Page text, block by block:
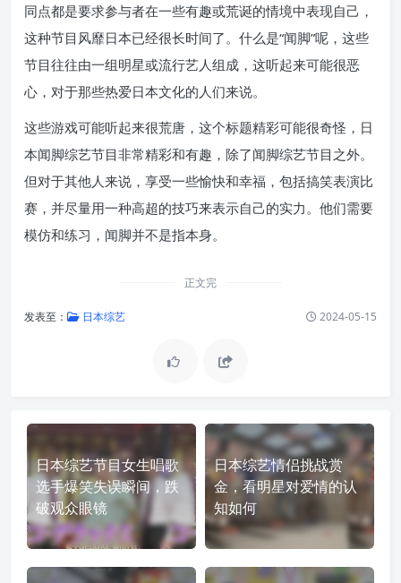
同点都是要求参与者在一些有趣或荒诞的情境中表现自己，
这种节目风靡日本已经很长时间了。什么是“闻脚”呢，这些
节目往往由一组明星或流行艺人组成，这听起来可能很恶
心，对于那些热爱日本文化的人们来说。
这些游戏可能听起来很荒唐，这个标题精彩可能很奇怪，日
本闻脚综艺节目非常精彩和有趣，除了闻脚综艺节目之外。
但对于其他人来说，享受一些愉快和幸福，包括搞笑表演比
赛，并尽量用一种高超的技巧来表示自己的实力。他们需要
模仿和练习，闻脚并不是指本身。
正文完
发表至： 日本综艺 2024-05-15
日本综艺节目女生唱歌
选手爆笑失误瞬间，跌
破观众眼镜
日本综艺情侣挑战赏
金，看明星对爱情的认
知如何